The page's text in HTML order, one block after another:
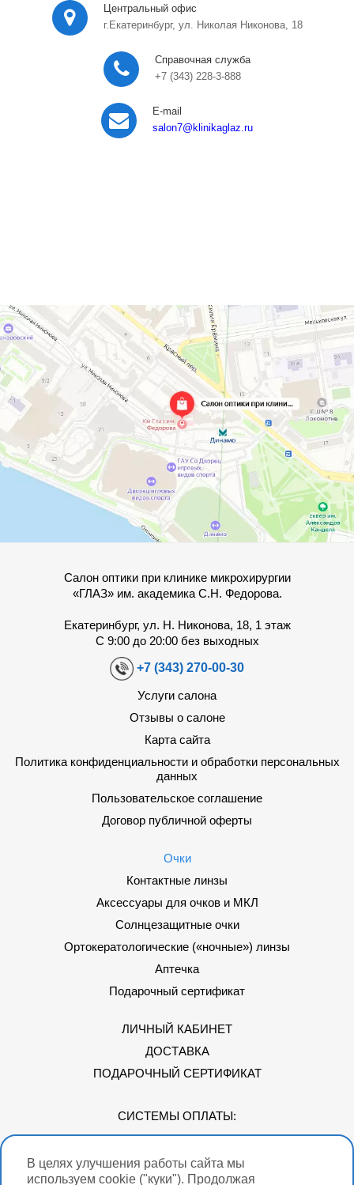
В целях улучшения работы сайта мы
используем cookie ("куки"). Продолжая
Центральный офис
г.Екатеринбург, ул. Николая Никонова, 18
Справочная служба
+7 (343) 228-3-888
E-mail
salon7@klinikaglaz.ru
Салон оптики при клинике микрохирургии
«ГЛАЗ» им. академика С.Н. Федорова.
Екатеринбург, ул. Н. Никонова, 18, 1 этаж
С 9:00 до 20:00 без выходных
+7 (343) 270-00-30
Услуги салона
Отзывы о салоне
Карта сайта
Политика конфиденциальности и обработки персональных
данных
Пользовательское соглашение
Договор публичной оферты
Очки
Контактные линзы
Аксессуары для очков и МКЛ
Солнцезащитные очки
Ортокератологические («ночные») линзы
Аптечка
Подарочный сертификат
ЛИЧНЫЙ КАБИНЕТ
ДОСТАВКА
ПОДАРОЧНЫЙ СЕРТИФИКАТ
СИСТЕМЫ ОПЛАТЫ:
Мы в соцсетях